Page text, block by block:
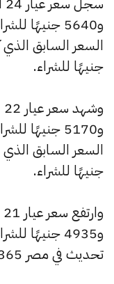
جنيهًا للشراء.
جنيهًا للشراء.
تحديث في مصر 365.